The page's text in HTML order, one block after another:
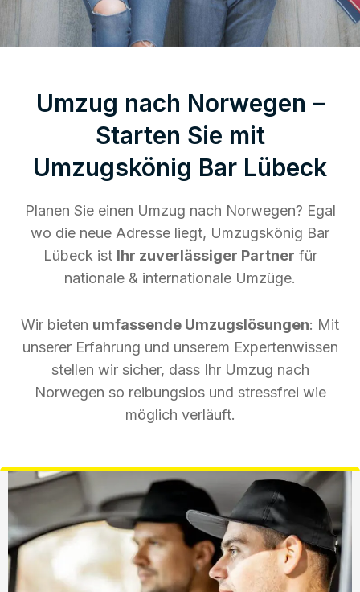
Umzug nach Norwegen –
Starten Sie mit
Umzugskönig Bar Lübeck
Planen Sie einen Umzug nach Norwegen? Egal
wo die neue Adresse liegt, Umzugskönig Bar
Lübeck ist Ihr zuverlässiger Partner für
nationale & internationale Umzüge.
Wir bieten umfassende Umzugslösungen: Mit
unserer Erfahrung und unserem Expertenwissen
stellen wir sicher, dass Ihr Umzug nach
Norwegen so reibungslos und stressfrei wie
möglich verläuft.